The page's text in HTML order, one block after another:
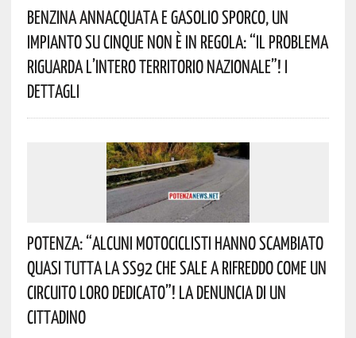
Benzina Annacquata E Gasolio Sporco, Un
Impianto Su Cinque Non È In Regola: “il Problema
Riguarda L’intero Territorio Nazionale”! I
Dettagli
Potenza: “alcuni Motociclisti Hanno Scambiato
Quasi Tutta La SS92 Che Sale A Rifreddo Come Un
Circuito Loro Dedicato”! La Denuncia Di Un
Cittadino